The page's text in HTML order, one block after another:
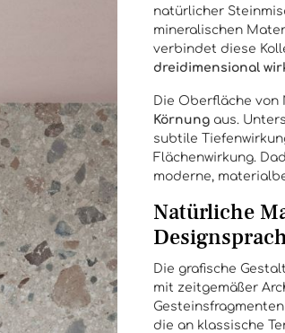
natürlicher
mineralischen
verbindet diese
dreidimensional
Die Oberfläche von
Körnung aus.
subtile
Flächenwirkung.
moderne,
Natürliche
Die grafische
mit zeitgemäßer
die an klassische